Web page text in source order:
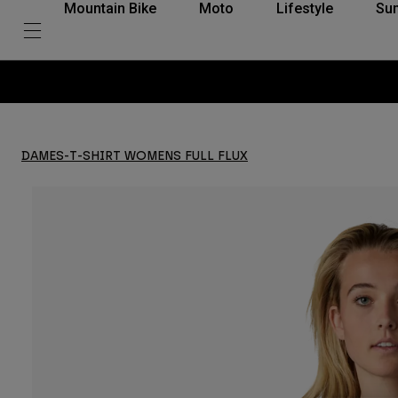
Mountain Bike Moto Lifestyle
DAMES-T-SHIRT WOMENS FULL FLUX